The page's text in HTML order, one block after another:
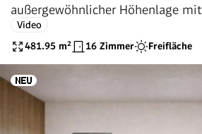
außergewöhnlicher Höhenlage mit
Gastronomie & Beherbergung
Video
481.95 m² 16 Zimmer Freifläche